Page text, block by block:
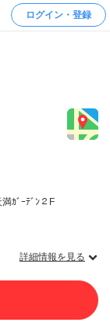
ログイン・登録
ｶﾞｰﾃﾞﾝ２F
詳細情報を見る